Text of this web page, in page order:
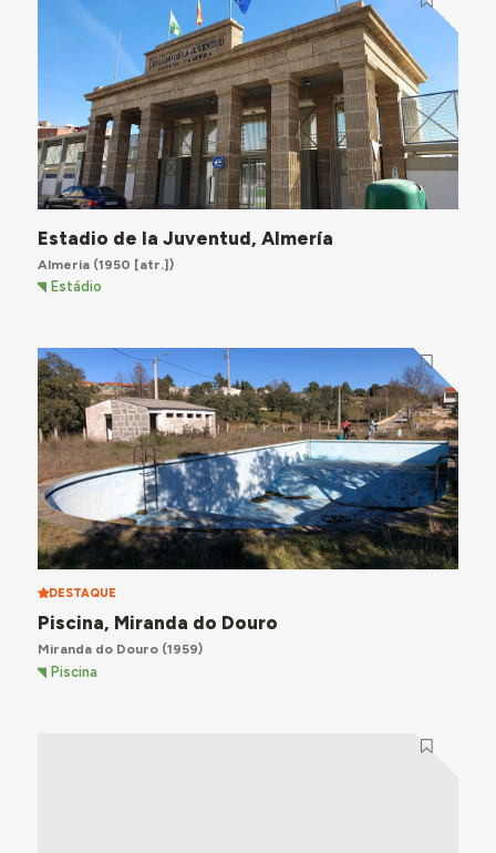
Estadio de la Juventud, Almería
Almeria(1950 [atr.])
Estádio
DESTAQUE
Piscina, Miranda do Douro
Miranda do Douro(1959)
Piscina